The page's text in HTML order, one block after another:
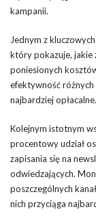
kampanii.
Jednym z
który pokazuje, jakie
poniesionych
efektywność
najbardziej opłacalne.
Kolejnym istotnym
procentowy udział
zapisania się na
odwiedzających.
poszczególnych
nich przyciąga